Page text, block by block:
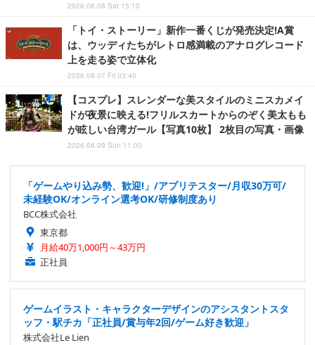
2026.08.08 Sat 15:10
「トイ・ストーリー」新作一番くじが発売決定!A賞
は、ウッディたちがレトロ感満載のアナログレコード
上を走る姿で立体化
2026.08.07 Fri 03:40
【コスプレ】スレンダーな美スタイルのミニスカメイ
ドが夜景に映える!フリルスカートからのぞく美太もも
が眩しい台湾ガール【写真10枚】 2枚目の写真・画像
2026.08.09 Sun 11:00
「ゲームやり込み勢、歓迎!」/アプリテスター/月収30万可/
未経験OK/オンライン選考OK/研修制度あり
BCC株式会社
東京都
月給40万1,000円～43万円
正社員
ゲームイラスト・キャラクターデザインのアシスタントスタ
ッフ・駅チカ「正社員/賞与年2回/ゲーム好き歓迎」
株式会社Le Lien